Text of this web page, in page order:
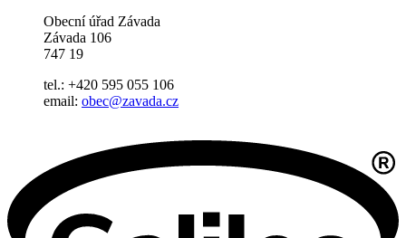
Obecní úřad Závada
Závada 106
747 19
tel.: +420 595 055 106
email: obec@zavada.cz